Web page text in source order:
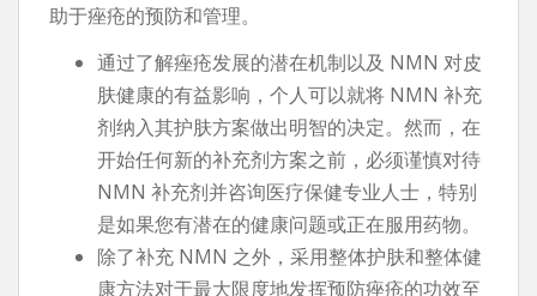
助于痤疮的预防和管理。
通过了解痤疮发展的潜在机制以及 NMN 对皮
肤健康的有益影响，个人可以就将 NMN 补充
剂纳入其护肤方案做出明智的决定。然而，在
开始任何新的补充剂方案之前，必须谨慎对待
NMN 补充剂并咨询医疗保健专业人士，特别
是如果您有潜在的健康问题或正在服用药物。
除了补充 NMN 之外，采用整体护肤和整体健
康方法对于最大限度地发挥预防痤疮的功效至